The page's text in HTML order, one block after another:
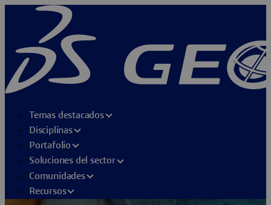
Temas destacados
Disciplinas
Portafolio
Soluciones del sector
Comunidades
Recursos